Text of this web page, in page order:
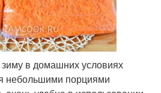
в домашних условиях
небольшими порциями